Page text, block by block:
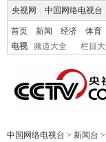
央视网 中国网络电视台
首页 新闻 经济 体育
电视
频道大全 栏目
中国网络电视台 > 新闻台 >